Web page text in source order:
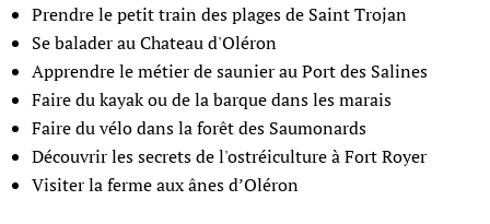
Prendre le petit train des plages de Saint Trojan
Se balader au Chateau d'Oléron
Apprendre le métier de saunier au Port des Salines
Faire du kayak ou de la barque dans les marais
Faire du vélo dans la forêt des Saumonards
Découvrir les secrets de l'ostréiculture à Fort Royer
Visiter la ferme aux ânes d’Oléron